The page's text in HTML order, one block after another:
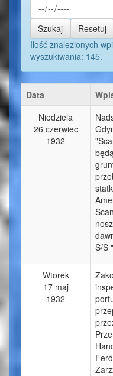
Szukaj
Resetuj
Ilość znalezionych
wyszukiwania: 145.
Data
Niedziela
26 czerwiec
1932
S/S
Wtorek
17 maj
1932